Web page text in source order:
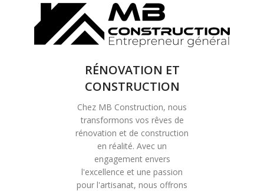
SOLUTIONS DE
RÉNOVATION
COMPLÈTE
RÉNOVATION ET
CONSTRUCTION
Chez MB Construction, nous
transformons vos rêves de
rénovation et de construction
en réalité. Avec un
engagement envers
l'excellence et une passion
pour l'artisanat, nous offrons